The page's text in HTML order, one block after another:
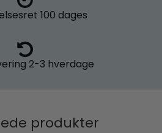
100 dages
2-3 hverdage
produkter